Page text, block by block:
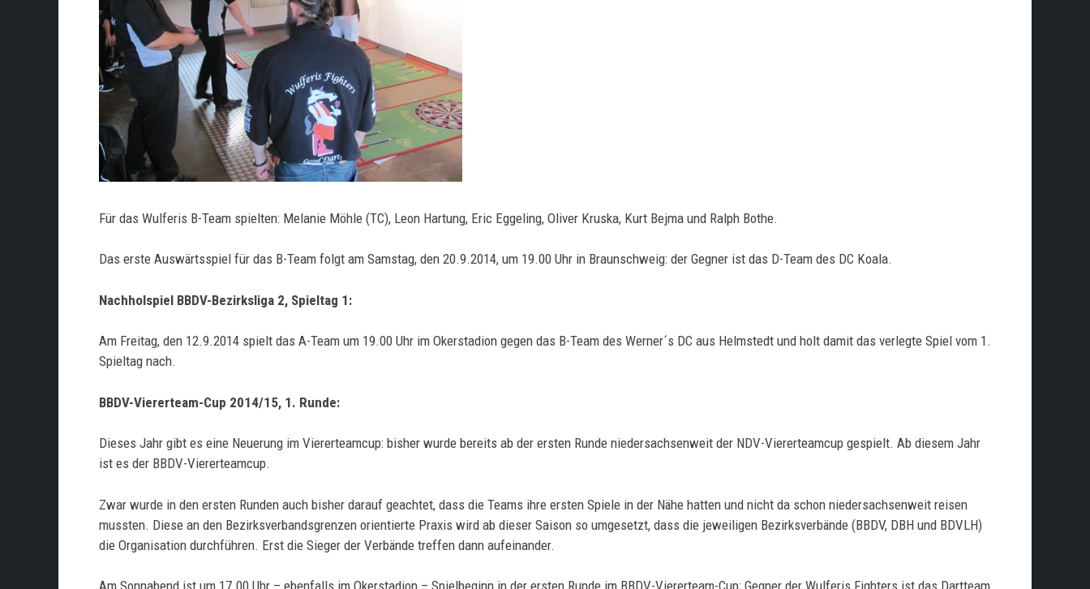
Für das Wulferis B-Team spielten: Melanie Möhle (TC), Leon Hartung, Eric Eggeling, Oliver Kruska, Kurt Bejma und Ralph Bothe.
Das erste Auswärtsspiel für das B-Team folgt am Samstag, den 20.9.2014, um 19.00 Uhr in Braunschweig: der Gegner ist das D-Team des DC Koala.
Nachholspiel BBDV-Bezirksliga 2, Spieltag 1:
Am Freitag, den 12.9.2014 spielt das A-Team um 19.00 Uhr im Okerstadion gegen das B-Team des Werner´s DC aus Helmstedt und holt damit das verlegte Spiel vom 1.
Spieltag nach.
BBDV-Viererteam-Cup 2014/15, 1. Runde:
Dieses Jahr gibt es eine Neuerung im Viererteamcup: bisher wurde bereits ab der ersten Runde niedersachsenweit der NDV-Viererteamcup gespielt. Ab diesem Jahr
ist es der BBDV-Viererteamcup.
Zwar wurde in den ersten Runden auch bisher darauf geachtet, dass die Teams ihre ersten Spiele in der Nähe hatten und nicht da schon niedersachsenweit reisen
mussten. Diese an den Bezirksverbandsgrenzen orientierte Praxis wird ab dieser Saison so umgesetzt, dass die jeweiligen Bezirksverbände (BBDV, DBH und BDVLH)
die Organisation durchführen. Erst die Sieger der Verbände treffen dann aufeinander.